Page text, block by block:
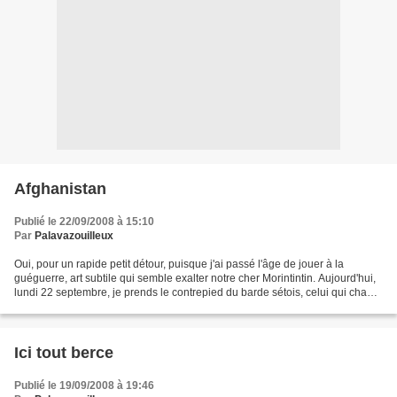
Afghanistan
Publié le 22/09/2008 à 15:10
Par Palavazouilleux
Oui, pour un rapide petit détour, puisque j'ai passé l'âge de jouer à la
guéguerre, art subtile qui semble exalter notre cher Morintintin. Aujourd'hui,
lundi 22 septembre, je prends le contrepied du barde sétois, celui qui chanta
Ici tout berce
Publié le 19/09/2008 à 19:46